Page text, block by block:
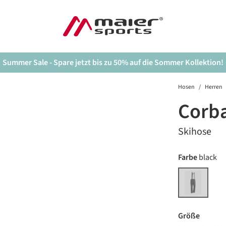
Summer Sale - Spare jetzt bis zu 50% auf die Sommer Kollektion!
Hosen / Herren
Skihose
Farbeblack
black
(Diese
Größe